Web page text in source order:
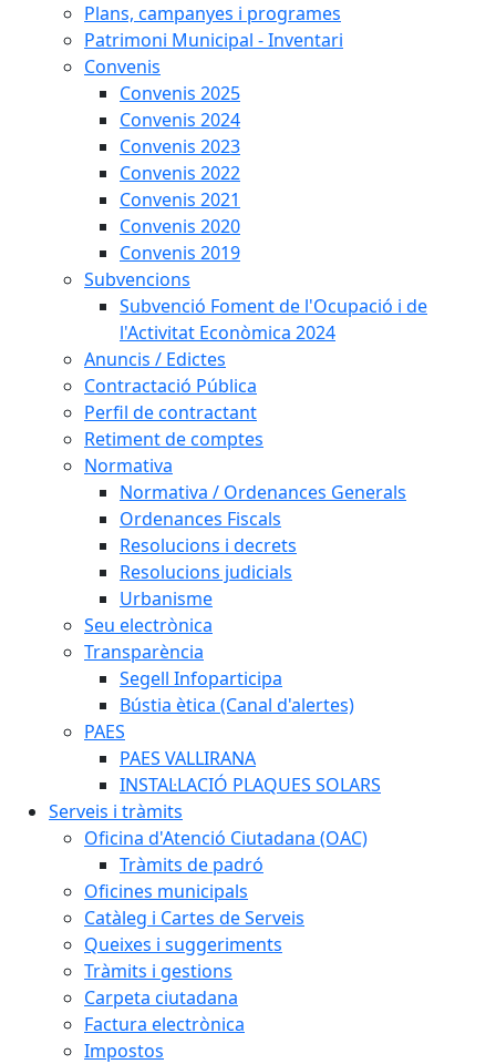
Plans, campanyes i programes
Patrimoni Municipal - Inventari
Convenis
Convenis 2025
Convenis 2024
Convenis 2023
Convenis 2022
Convenis 2021
Convenis 2020
Convenis 2019
Subvencions
Subvenció Foment de l'Ocupació i de
l'Activitat Econòmica 2024
Anuncis / Edictes
Contractació Pública
Perfil de contractant
Retiment de comptes
Normativa
Normativa / Ordenances Generals
Ordenances Fiscals
Resolucions i decrets
Resolucions judicials
Urbanisme
Seu electrònica
Transparència
Segell Infoparticipa
Bústia ètica (Canal d'alertes)
PAES
PAES VALLIRANA
INSTAL·LACIÓ PLAQUES SOLARS
Serveis i tràmits
Oficina d'Atenció Ciutadana (OAC)
Tràmits de padró
Oficines municipals
Catàleg i Cartes de Serveis
Queixes i suggeriments
Tràmits i gestions
Carpeta ciutadana
Factura electrònica
Impostos